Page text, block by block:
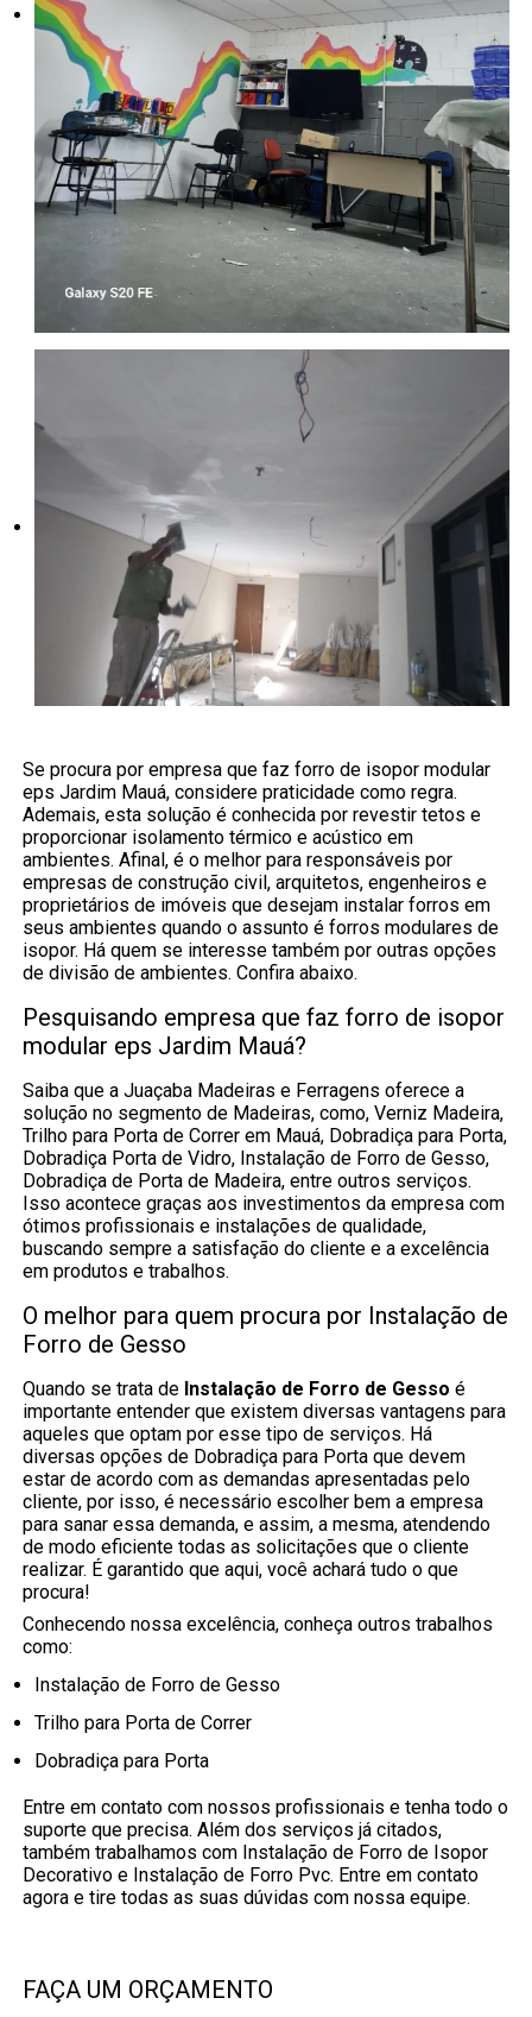
Se procura por empresa que faz forro de isopor modular
eps Jardim Mauá, considere praticidade como regra.
Ademais, esta solução é conhecida por revestir tetos e
proporcionar isolamento térmico e acústico em
ambientes. Afinal, é o melhor para responsáveis por
empresas de construção civil, arquitetos, engenheiros e
proprietários de imóveis que desejam instalar forros em
seus ambientes quando o assunto é forros modulares de
isopor. Há quem se interesse também por outras opções
de divisão de ambientes. Confira abaixo.
Pesquisando empresa que faz forro de isopor
modular eps Jardim Mauá?
Saiba que a Juaçaba Madeiras e Ferragens oferece a
solução no segmento de Madeiras, como, Verniz Madeira,
Trilho para Porta de Correr em Mauá, Dobradiça para Porta,
Dobradiça Porta de Vidro, Instalação de Forro de Gesso,
Dobradiça de Porta de Madeira, entre outros serviços.
Isso acontece graças aos investimentos da empresa com
ótimos profissionais e instalações de qualidade,
buscando sempre a satisfação do cliente e a excelência
em produtos e trabalhos.
O melhor para quem procura por Instalação de
Forro de Gesso
Quando se trata de Instalação de Forro de Gesso é
importante entender que existem diversas vantagens para
aqueles que optam por esse tipo de serviços. Há
diversas opções de Dobradiça para Porta que devem
estar de acordo com as demandas apresentadas pelo
cliente, por isso, é necessário escolher bem a empresa
para sanar essa demanda, e assim, a mesma, atendendo
de modo eficiente todas as solicitações que o cliente
realizar. É garantido que aqui, você achará tudo o que
procura!
Conhecendo nossa excelência, conheça outros trabalhos
como:
Instalação de Forro de Gesso
Trilho para Porta de Correr
Dobradiça para Porta
Entre em contato com nossos profissionais e tenha todo o
suporte que precisa. Além dos serviços já citados,
também trabalhamos com Instalação de Forro de Isopor
Decorativo e Instalação de Forro Pvc. Entre em contato
agora e tire todas as suas dúvidas com nossa equipe.
FAÇA UM ORÇAMENTO